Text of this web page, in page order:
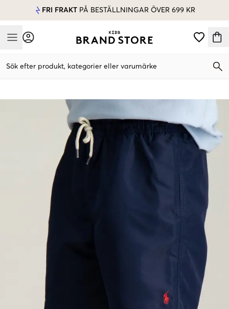
FRI FRAKT PÅ BESTÄLLNINGAR ÖVER 699 KR
Mobile Menu
Sök efter produkt, kategorier eller varumärke